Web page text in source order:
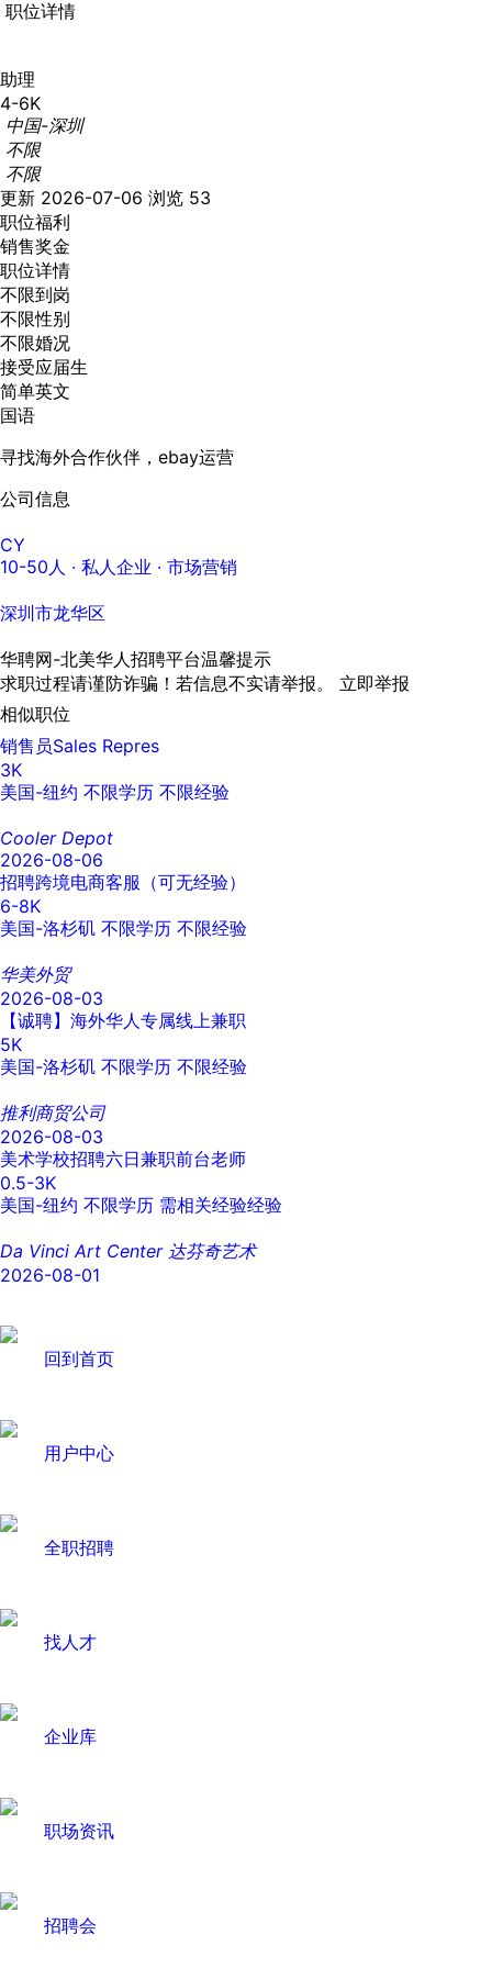
职位详情
助理
4-6K
中国-深圳
不限
不限
更新 2026-07-06 浏览 53
职位福利
销售奖金
职位详情
不限到岗
不限性别
不限婚况
接受应届生
简单英文
国语
寻找海外合作伙伴，ebay运营
公司信息
CY
10-50人 · 私人企业 · 市场营销
深圳市龙华区
华聘网-北美华人招聘平台温馨提示
求职过程请谨防诈骗！若信息不实请举报。 立即举报
相似职位
销售员Sales Repres
3K
美国-纽约 不限学历 不限经验
Cooler Depot
2026-08-06
招聘跨境电商客服（可无经验）
6-8K
美国-洛杉矶 不限学历 不限经验
华美外贸
2026-08-03
【诚聘】海外华人专属线上兼职
5K
美国-洛杉矶 不限学历 不限经验
推利商贸公司
2026-08-03
美术学校招聘六日兼职前台老师
0.5-3K
美国-纽约 不限学历 需相关经验经验
Da Vinci Art Center 达芬奇艺术
2026-08-01
回到首页
用户中心
全职招聘
找人才
企业库
职场资讯
招聘会